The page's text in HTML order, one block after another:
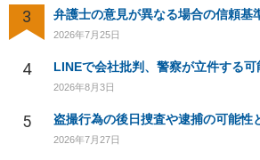
3
2026年7月25日
4 LINEで会社批判、警察が立件する可
2026年8月3日
5 盗撮行為の後日捜査や逮捕の可能性
2026年7月27日